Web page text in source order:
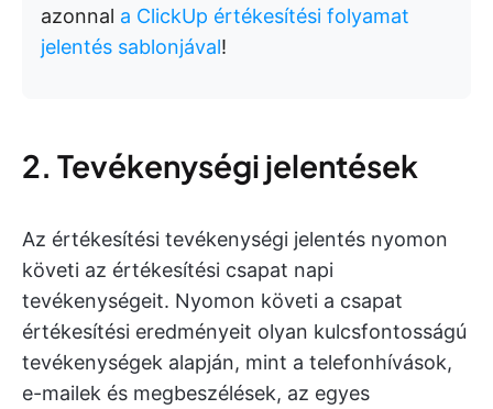
azonnal a ClickUp értékesítési folyamat
jelentés sablonjával!
2. Tevékenységi jelentések
Az értékesítési tevékenységi jelentés nyomon
követi az értékesítési csapat napi
tevékenységeit. Nyomon követi a csapat
értékesítési eredményeit olyan kulcsfontosságú
tevékenységek alapján, mint a telefonhívások,
e-mailek és megbeszélések, az egyes